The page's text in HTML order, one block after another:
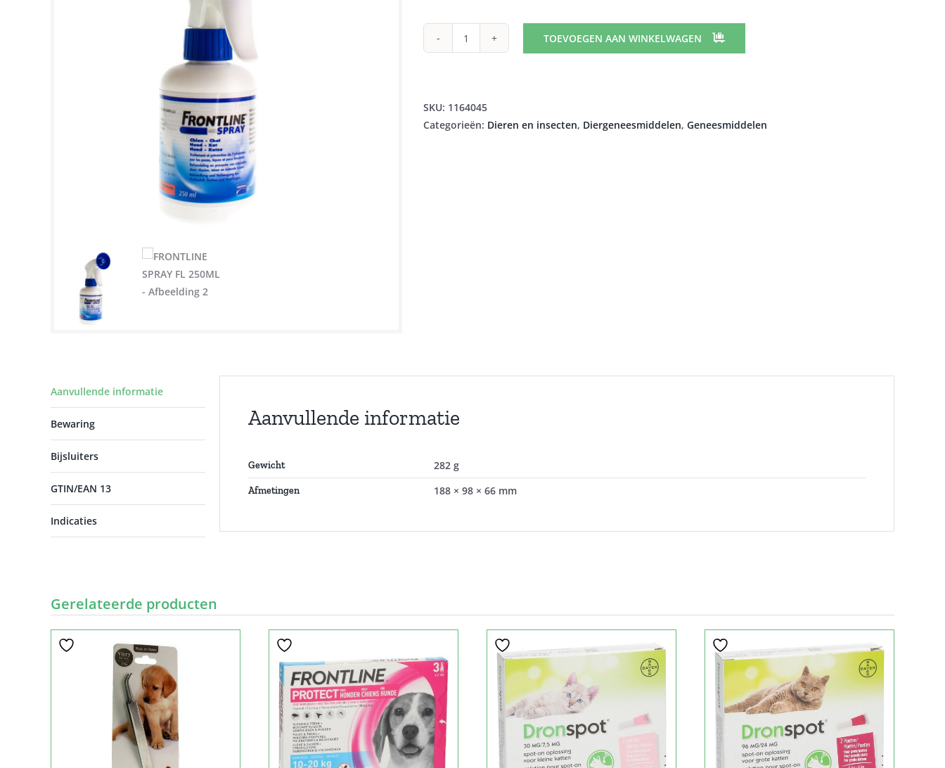
FRONTLINE
TOEVOEGEN AAN WINKELWAGEN
SKU: 1164045
Categorieën: Dieren en insecten, Diergeneesmiddelen, Geneesmiddelen
Aanvullende informatie
Bewaring
Bijsluiters
GTIN/EAN 13
Indicaties
Aanvullende informatie
Gewicht 282 g
Afmetingen 188 × 98 × 66 mm
Gerelateerde producten